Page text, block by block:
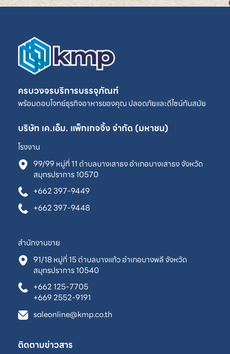
ครบวงจรบริการบรรจุภัณฑ์
พร้อมตอบโจทย์ธุรกิจอาหารของคุณ ปลอดภัยและดีไซน์ทันสมัย
บริษัท เค.เอ็ม. แพ็กเกจจิ้ง จำกัด (มหาชน)
โรงงาน
99/99 หมู่ที่ 11 ตำบลบางเสาธง อำเภอบางเสาธง จังหวัด
สมุทรปราการ 10570
+662 397-9449
+662 397-9448
สำนักงานขาย
91/18 หมู่ที่ 15 ตำบลบางแก้ว อำเภอบางพลี จังหวัด
สมุทรปราการ 10540
+662 125-7705
+669 2552-9191
saleonline@kmp.co.th
ติดตามข่าวสาร